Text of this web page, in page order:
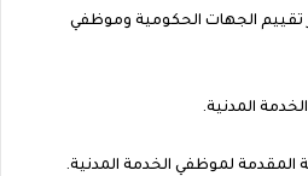
تقييم الجهات الحكومية وموظفي
المدنية.
المقدمة لموظفي الخدمة المدنية.